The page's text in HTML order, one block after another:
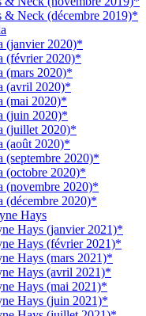
& Neck (décembre 2019)*
(janvier 2020)*
(février 2020)*
(mars 2020)*
(avril 2020)*
(mai 2020)*
(juin 2020)*
(juillet 2020)*
(août 2020)*
(septembre 2020)*
(octobre 2020)*
(novembre 2020)*
(décembre 2020)*
Hays
Hays (janvier 2021)*
Hays (février 2021)*
Hays (mars 2021)*
Hays (avril 2021)*
Hays (mai 2021)*
Hays (juin 2021)*